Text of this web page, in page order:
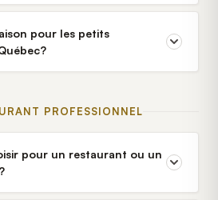
pour les petits
PROFESSIONNEL
pour un restaurant ou un